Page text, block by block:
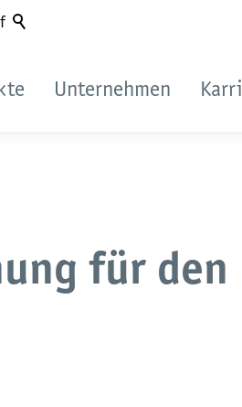
Unternehmen
für den